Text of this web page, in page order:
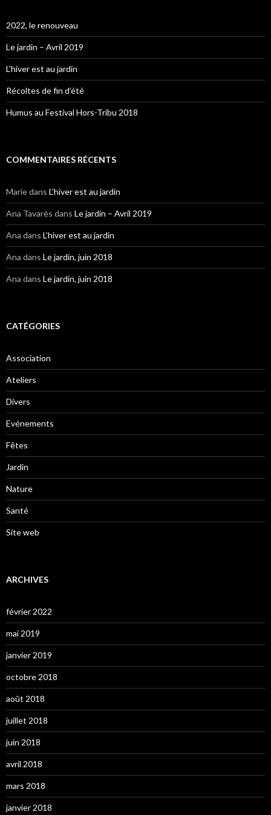
2022, le renouveau
Le jardin – Avril 2019
L’hiver est au jardin
Récoltes de fin d’été
Humus au Festival Hors-Tribu 2018
COMMENTAIRES RÉCENTS
Mariedans L’hiver est au jardin
Ana Tavarès dans Le jardin – Avril 2019
Ana dans L’hiver est au jardin
Ana dans Le jardin, juin 2018
Ana dans Le jardin, juin 2018
CATÉGORIES
Association
Ateliers
Divers
Evénements
Fêtes
Jardin
Nature
Santé
Site web
ARCHIVES
février 2022
mai 2019
janvier 2019
octobre 2018
août 2018
juillet 2018
juin 2018
avril 2018
mars 2018
janvier 2018